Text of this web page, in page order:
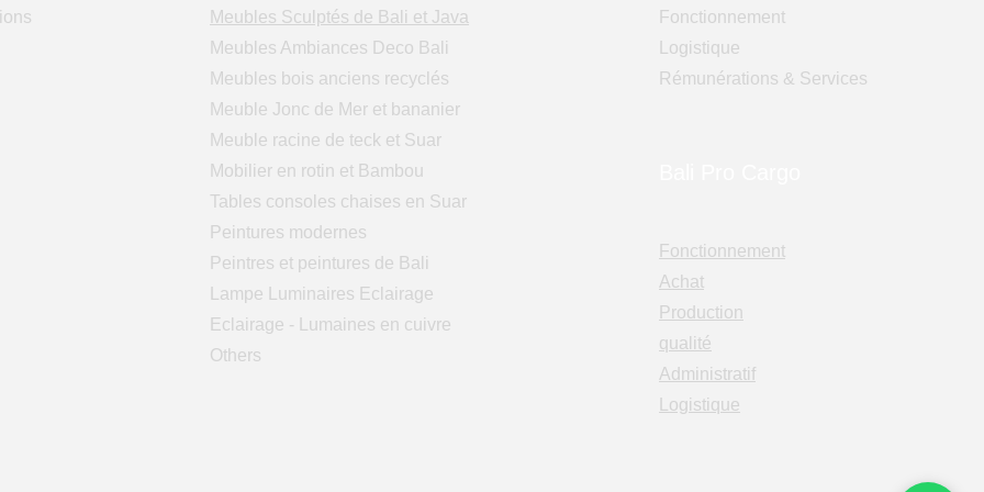
Meubles Sculptés de Bali et Java
Meubles Ambiances Deco Bali
Meubles bois anciens recyclés
Meuble Jonc de Mer et bananier
Meuble racine de teck et Suar
Mobilier en rotin et Bambou
Tables consoles chaises en Suar
Peintures modernes
Peintres et peintures de Bali
Lampe Luminaires Eclairage
Eclairage - Lumaines en cuivre
Others
Fonctionnement
Logistique
Rémunérations & Services
Fonctionnement
Achat
Production
qualité
Administratif
Logistique